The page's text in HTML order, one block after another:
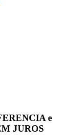
e
JUROS